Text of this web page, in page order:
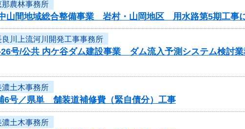
那農林事務所
中山間地域総合整備事業 岩村・山岡地区 用水路第5期工事
良川上流河川開発工事事務所
26号/公共 内ケ谷ダム建設事業 ダム流入予測システム検討
濃土木事務所
6号／県単 舗装道補修費（緊自債分）工事
濃土木事務所